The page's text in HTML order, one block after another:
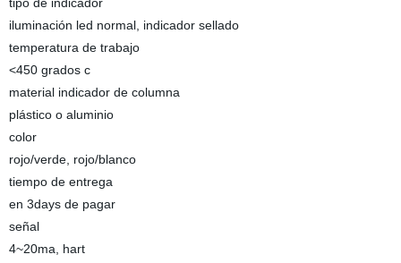
iluminación led normal, indicador sellado
temperatura de trabajo
<450 grados c
material indicador de columna
plástico o aluminio
color
rojo/verde, rojo/blanco
tiempo de entrega
en 3days de pagar
señal
4~20ma, hart